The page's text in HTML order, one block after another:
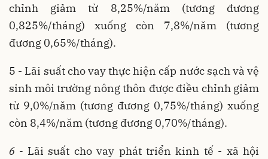
chỉnh giảm từ 8,25%/năm (tương đương
0,825%/tháng) xuống còn 7,8%/năm (tương
đương 0,65%/tháng).
5 - Lãi suất cho vay thực hiện cấp nước sạch và vệ
sinh môi trường nông thôn được điều chỉnh giảm
từ 9,0%/năm (tương đương 0,75%/tháng) xuống
còn 8,4%/năm (tương đương 0,70%/tháng).
6 - Lãi suất cho vay phát triển kinh tế - xã hội